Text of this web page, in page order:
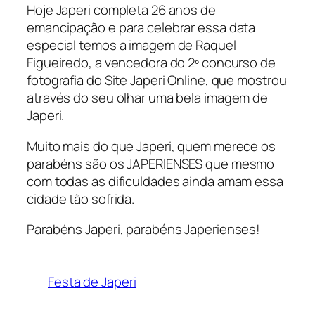
Hoje Japeri completa 26 anos de
emancipação e para celebrar essa data
especial temos a imagem de Raquel
Figueiredo, a vencedora do 2º concurso de
fotografia do Site Japeri Online, que mostrou
através do seu olhar uma bela imagem de
Japeri.
Muito mais do que Japeri, quem merece os
parabéns são os JAPERIENSES que mesmo
com todas as dificuldades ainda amam essa
cidade tão sofrida.
Parabéns Japeri, parabéns Japerienses!
Festa de Japeri